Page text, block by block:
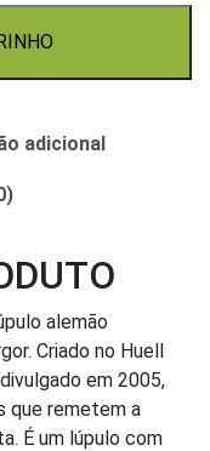
adicional
alemão
Criado no Huell
em 2005,
que remetem a
É um lúpulo com